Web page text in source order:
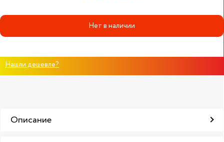
Нет в наличии
Нашли дешевле?
Описание